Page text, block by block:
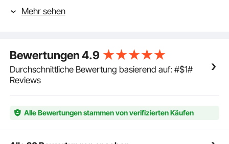
eine robuste Bruchfestigkeit von bis zu 44092
Außerdem verfügt er über eine Schutzhülle, um den
Seilverschleiß beim Schleppen zu reduzieren.
Geringeres Gewicht: Mit einem Gewicht von nur 0,66
lbs/0,3 kg sind diese Schäkel aus synthetischem Seil
legiertem Stahl. Sie sind perfekt tragbar und passen
mühelos in die Aufbewahrungstasche für unterwegs.
mit einem endlosen Knotenmuster ausgestattet und
Mehr sehen
Bewertungen4.9
Durchschnittliche Bewertung basierend auf: #$1#
Reviews
Alle Bewertungen stammen von verifizierten Käufen